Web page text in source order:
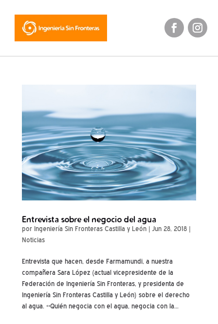
Entrevista sobre el negocio del agua
por Ingeniería Sin Fronteras Castilla y León| Jun 28, 2018|
Noticias
Entrevista que hacen, desde Farmamundi, a nuestra
compañera Sara López (actual vicepresidente de la
Federación de Ingeniería Sin Fronteras, y presidenta de
Ingeniería Sin Fronteras Castilla y León) sobre el derecho
al agua. «Quién negocia con el agua, negocia con la...